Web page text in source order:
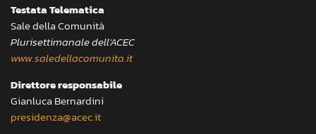
Testata Telematica
Sale della Comunità
Plurisettimanale dell’ACEC
www.saledellacomunita.it
Direttore responsabile
Gianluca Bernardini
presidenza@acec.it